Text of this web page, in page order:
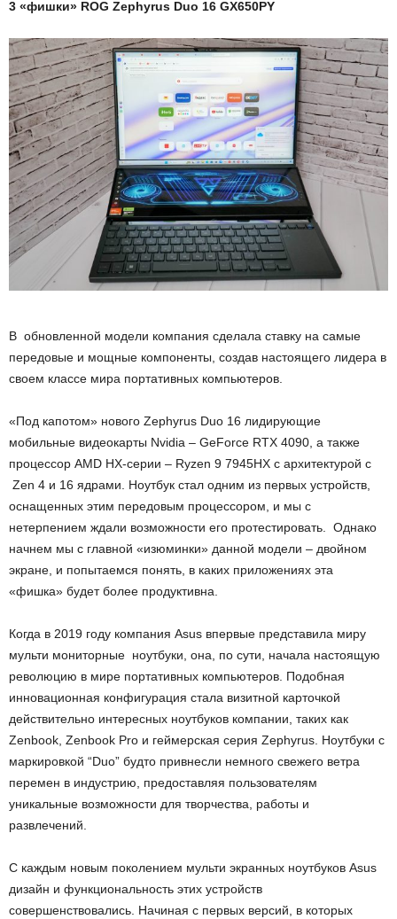
3 «фишки» ROG Zephyrus Duo 16 GX650PY
В обновленной модели компания сделала ставку на самые
передовые и мощные компоненты, создав настоящего лидера в
своем классе мира портативных компьютеров.
«Под капотом» нового Zephyrus Duo 16 лидирующие
мобильные видеокарты Nvidia – GeForce RTX 4090, а также
процессор AMD HX-серии – Ryzen 9 7945HX с архитектурой с
Zen 4 и 16 ядрами. Ноутбук стал одним из первых устройств,
оснащенных этим передовым процессором, и мы с
нетерпением ждали возможности его протестировать. Однако
начнем мы с главной «изюминки» данной модели – двойном
экране, и попытаемся понять, в каких приложениях эта
«фишка» будет более продуктивна.
Когда в 2019 году компания Asus впервые представила миру
мульти мониторные ноутбуки, она, по сути, начала настоящую
революцию в мире портативных компьютеров. Подобная
инновационная конфигурация стала визитной карточкой
действительно интересных ноутбуков компании, таких как
Zenbook, Zenbook Pro и геймерская серия Zephyrus. Ноутбуки с
маркировкой “Duo” будто привнесли немного свежего ветра
перемен в индустрию, предоставляя пользователям
уникальные возможности для творчества, работы и
развлечений.
С каждым новым поколением мульти экранных ноутбуков Asus
дизайн и функциональность этих устройств
совершенствовались. Начиная с первых версий, в которых